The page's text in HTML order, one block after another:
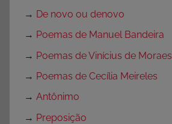
→ De novo ou denovo
→ Poemas de Manuel Bandeira
→ Poemas de Vinícius de Moraes
→ Poemas de Cecília Meireles
→ Antônimo
→ Preposição